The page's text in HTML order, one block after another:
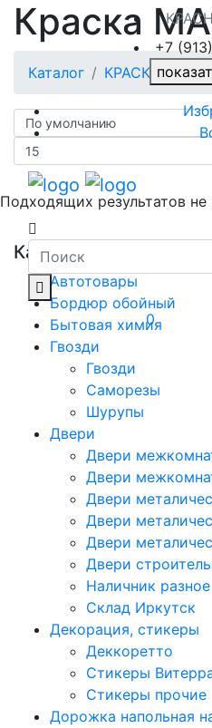
+7
0
Краска
Каталог КРАСКА
Подходящих результатов не
Категории
Автотовары
Бордюр обойный
Бытовая химия
Гвозди
Гвозди
Саморезы
Шурупы
Двери
Двери
Двери
Двери
Двери
Двери
Двери
Наличник разное
Склад Иркутск
Декорация, стикеры
Деккоретто
Стикеры
Стикеры прочие
Дорожка напольная